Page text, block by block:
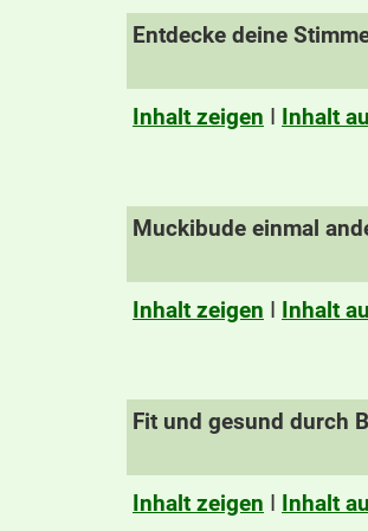
Entdecke deine
Inhalt zeigen I Inhalt
Muckibude einmal
Inhalt zeigen I Inhalt
Fit und gesund durch
Inhalt zeigen I Inhalt